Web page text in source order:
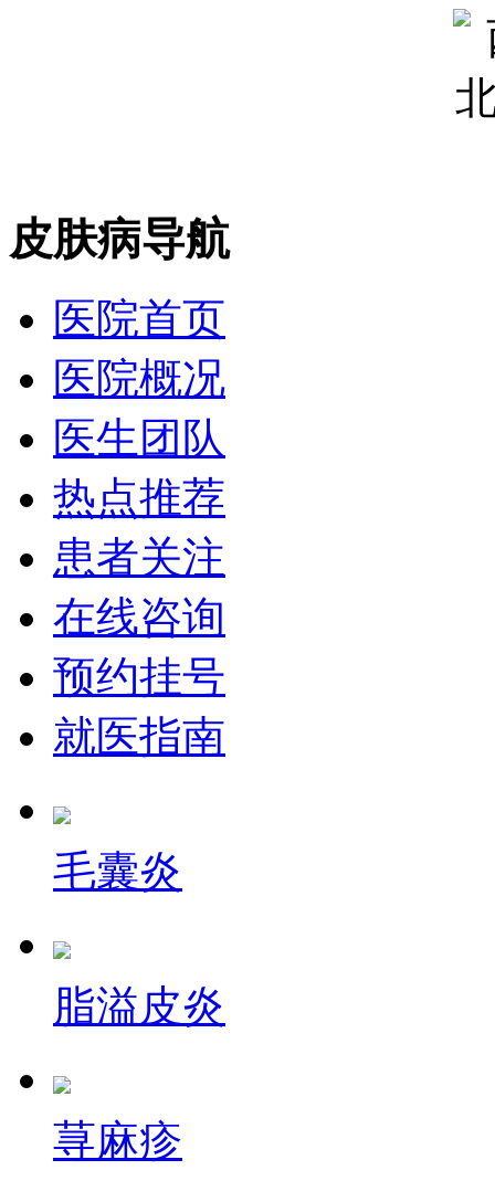
皮肤病导航
医院首页
医院概况
医生团队
热点推荐
患者关注
在线咨询
预约挂号
就医指南
毛囊炎
脂溢皮炎
荨麻疹